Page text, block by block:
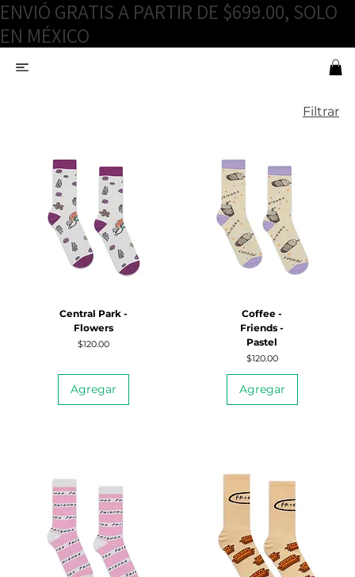
ENVIÓ GRATIS A PARTIR DE $699.00, SOLO
EN MÉXICO
Filtrar
Central Park -
Flowers
Precio
$120.00
Agregar
Coffee -
Friends -
Pastel
Precio
$120.00
Agregar